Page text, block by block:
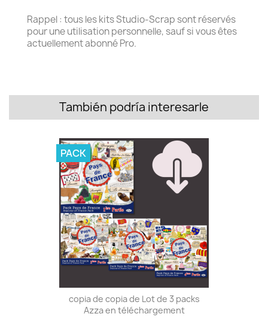
Rappel : tous les kits Studio-Scrap sont réservés
pour une utilisation personnelle, sauf si vous êtes
actuellement abonné Pro.
También podría interesarle
copia de copia de Lot de 3 packs
Azza en téléchargement
PACK